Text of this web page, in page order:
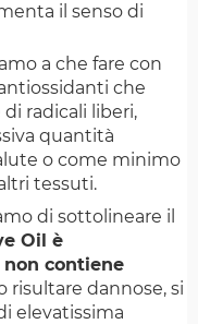
il senso di
a che fare con
che
radicali liberi,
quantità
o come minimo
tessuti.
di sottolineare il
Oil è
contiene
risultare dannose, si
elevatissima